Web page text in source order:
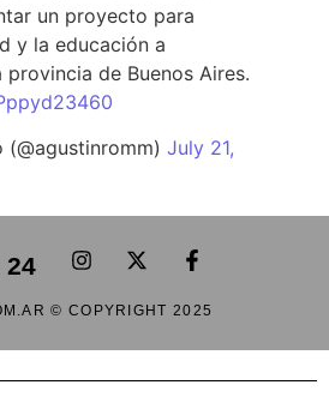
un proyecto para
y la educación a
de Buenos Aires.
July 21,
24
© COPYRIGHT 2025